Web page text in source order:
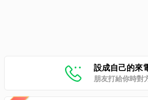
設成自己的來
朋友打給你時對